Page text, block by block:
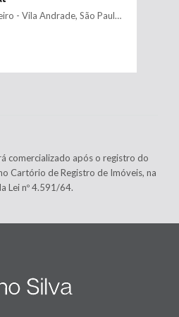
R. José da Silva Ribeiro - Vila Andrade, São Paulo - SP, Brasil
comercializado após o registro do
Cartório de Registro de Imóveis, na
Lei nº 4.591/64.